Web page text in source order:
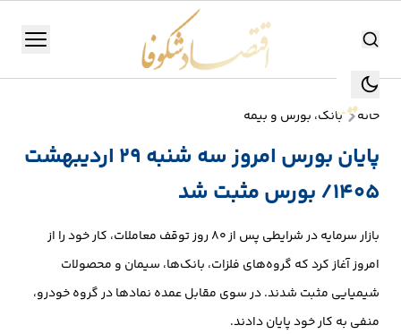
جستجو جستجو
منو
تولید
صنعت
انرژی
خانه بانک، بورس و بیمه
پایان بورس امروز سه شنبه 29 اردیبهشت
1405/ بورس مثبت شد
​بازار سرمایه در شرایطی پس از ۸۰ روز توقف معاملات، کار خود را از
امروز آغاز کرد که گروه‌های فلزات، بانک‌ها، سیمان و محصولات
شیمیایی مثبت شدند. در سوی مقابل عمده نمادها در گروه خودرو،
منفی به کار خود پایان دادند.